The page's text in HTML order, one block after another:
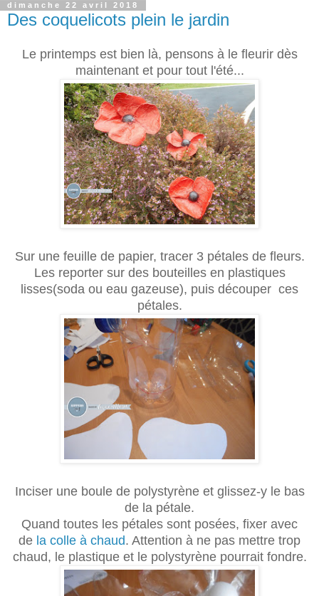
dimanche 22 avril 2018
Des coquelicots plein le jardin
Le printemps est bien là, pensons à le fleurir dès
maintenant et pour tout l'été...
Sur une feuille de papier, tracer 3 pétales de fleurs.
Les reporter sur des bouteilles en plastiques
lisses(soda ou eau gazeuse), puis découper ces
pétales.
Inciser une boule de polystyrène et glissez-y le bas
de la pétale.
Quand toutes les pétales sont posées, fixer avec
de la colle à chaud. Attention à ne pas mettre trop
chaud, le plastique et le polystyrène pourrait fondre.